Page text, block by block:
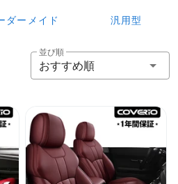
ダーメイド 汎用型
並び順
おすすめ順